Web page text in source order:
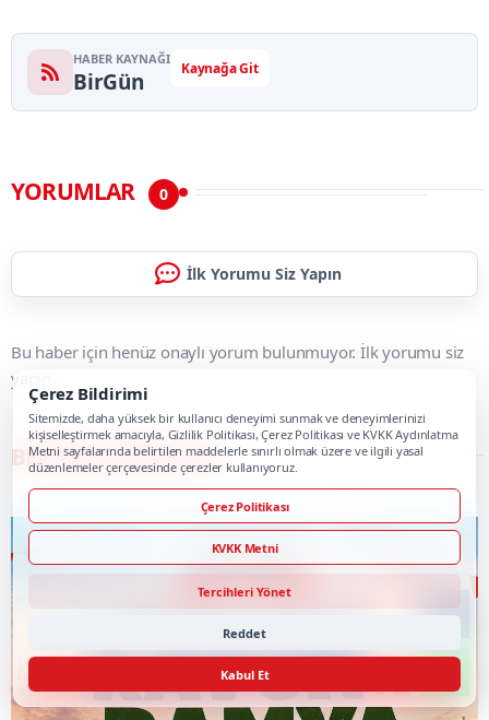
HABER KAYNAĞI
BirGün Kaynağa Git
YORUMLAR 0
İlk Yorumu Siz Yapın
Bu haber için henüz onaylı yorum bulunmuyor. İlk yorumu siz
yapın.
BENZER HABERLER
Çerez Bildirimi
Sitemizde, daha yüksek bir kullanıcı deneyimi sunmak ve deneyimlerinizi
kişiselleştirmek amacıyla, Gizlilik Politikası, Çerez Politikası ve KVKK Aydınlatma
Metni sayfalarında belirtilen maddelerle sınırlı olmak üzere ve ilgili yasal
düzenlemeler çerçevesinde çerezler kullanıyoruz.
Çerez Politikası
KVKK Metni
Tercihleri Yönet
Reddet
Kabul Et